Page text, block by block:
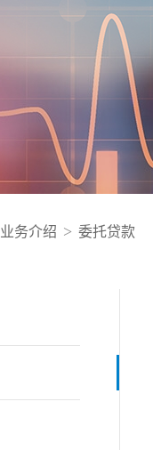
业务介绍 > 委托贷款